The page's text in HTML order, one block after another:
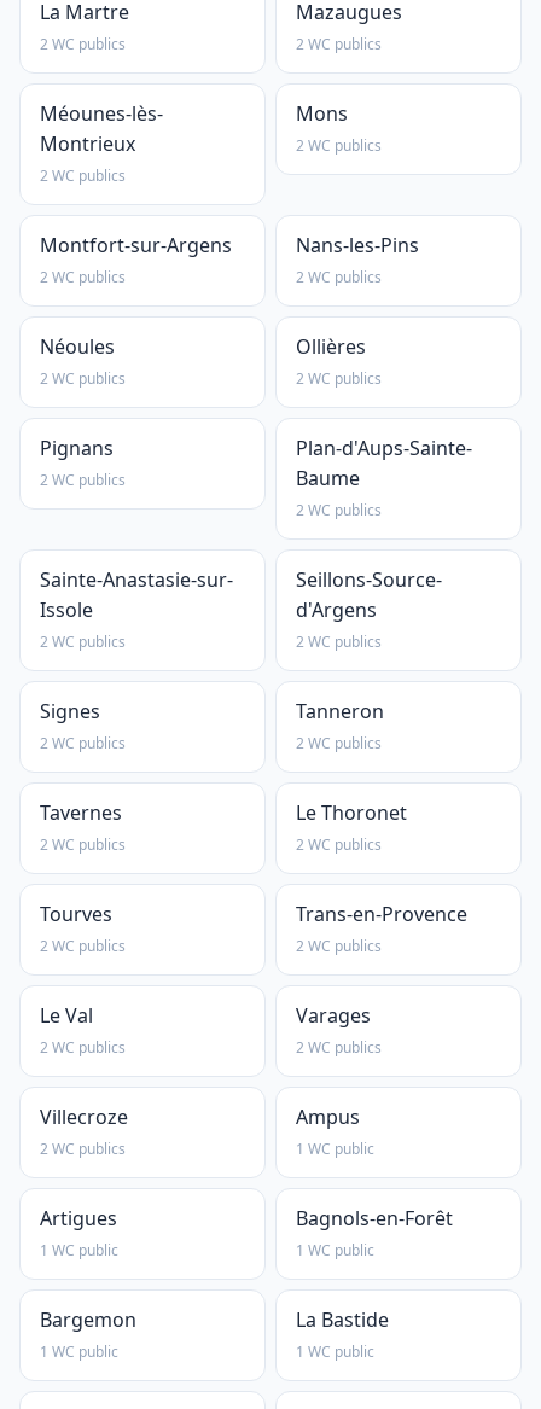
La Martre
2 WC publics
Mazaugues
2 WC publics
Méounes-lès-
Montrieux
2 WC publics
Mons
2 WC publics
Montfort-sur-Argens
2 WC publics
Nans-les-Pins
2 WC publics
Néoules
2 WC publics
Ollières
2 WC publics
Pignans
2 WC publics
Plan-d'Aups-Sainte-
Baume
2 WC publics
Sainte-Anastasie-sur-
Issole
2 WC publics
Seillons-Source-
d'Argens
2 WC publics
Signes
2 WC publics
Tanneron
2 WC publics
Tavernes
2 WC publics
Le Thoronet
2 WC publics
Tourves
2 WC publics
Trans-en-Provence
2 WC publics
Le Val
2 WC publics
Varages
2 WC publics
Villecroze
2 WC publics
Ampus
1 WC public
Artigues
1 WC public
Bagnols-en-Forêt
1 WC public
Bargemon
1 WC public
La Bastide
1 WC public